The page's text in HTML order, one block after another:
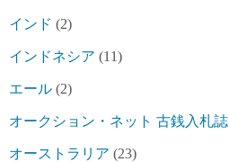
インド (2)
インドネシア (11)
エール (2)
オークション・ネット 古銭入札誌
オーストラリア (23)